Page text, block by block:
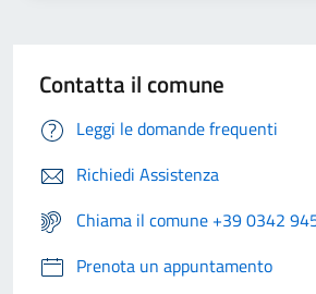
Contatta il comune
Leggi le domande frequenti
Richiedi Assistenza
Chiama il comune +39 0342
Prenota un appuntamento